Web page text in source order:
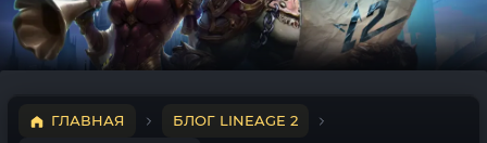
ГЛАВНАЯ
БЛОГ LINEAGE 2